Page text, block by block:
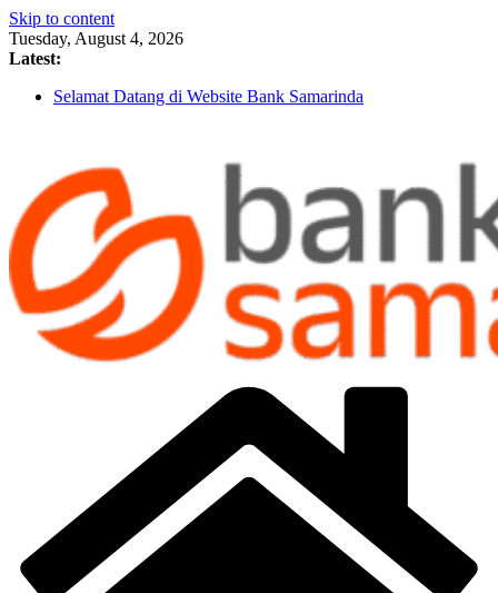
Skip to content
Tuesday, August 4, 2026
Latest:
Selamat Datang di Website Bank Samarinda